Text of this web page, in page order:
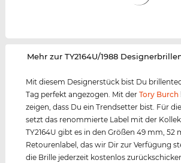
‌Mehr zur TY2164U/1988
Mit diesem Designerstück bist Du
Tag perfekt angezogen. Mit derTory Burch
zeigen, dass Du ein Trendsetter bist. Für
setzt das renommierte Label mit der
TY2164U gibt es in den Größen 49 mm, 52
Retourenlabel, das wir Dir zur Verfügung
die Brille jederzeit kostenlos